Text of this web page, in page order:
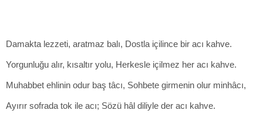
Damakta lezzeti, aratmaz balı, Dostla içilince bir acı kahve.
Yorgunluğu alır, kısaltır yolu, Herkesle içilmez her acı kahve.
Muhabbet ehlinin odur baş tâcı, Sohbete girmenin olur minhâcı,
Ayırır sofrada tok ile acı; Sözü hâl diliyle der acı kahve.